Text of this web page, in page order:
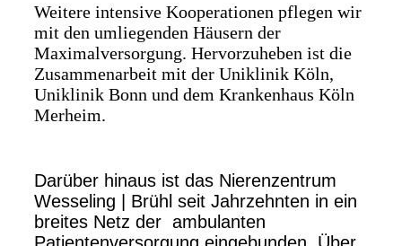
Weitere intensive Kooperationen pflegen wir
mit den umliegenden Häusern der
Maximalversorgung. Hervorzuheben ist die
Zusammenarbeit mit der Uniklinik Köln,
Uniklinik Bonn und dem Krankenhaus Köln
Merheim.
Darüber hinaus ist das Nierenzentrum
Wesseling | Brühl seit Jahrzehnten in ein
breites Netz der ambulanten